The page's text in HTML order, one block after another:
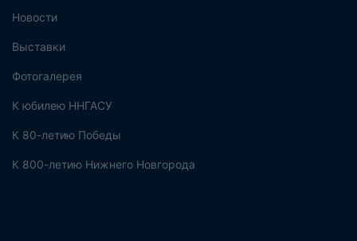
Новости
Выставки
Фотогалерея
К юбилею ННГАСУ
К 80-летию Победы
К 800-летию Нижнего Новгорода